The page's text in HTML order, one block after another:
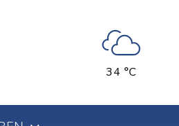
34 °C